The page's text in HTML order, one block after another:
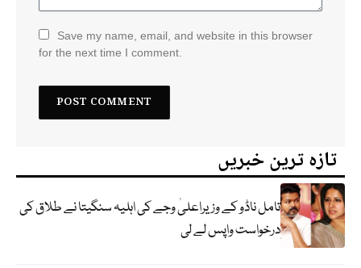
Save my name, email, and website in this browser
for the next time I comment.
تازہ ترین خبریں
تامل ناڈو کے وزیراعلیٰ وجے کی اہلیہ سنگیتا نے طلاق کی
درخواست واپس لے لی